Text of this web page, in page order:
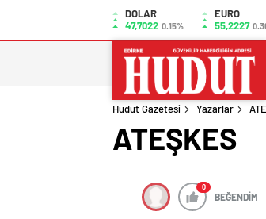
DOLAR
47,7022 0.15%
EURO
55,2227
Hudut Gazetesi Yazarlar
ATEŞKES
0
BEĞENDİM